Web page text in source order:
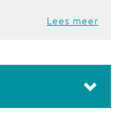
Lees meer